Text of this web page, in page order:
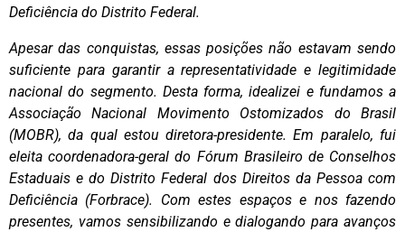
Deficiência do Distrito Federal.
Apesar das conquistas, essas posições não estavam sendo
suficiente para garantir a representatividade e legitimidade
nacional do segmento. Desta forma, idealizei e fundamos a
Associação Nacional Movimento Ostomizados do Brasil
(MOBR), da qual estou diretora-presidente. Em paralelo, fui
eleita coordenadora-geral do Fórum Brasileiro de Conselhos
Estaduais e do Distrito Federal dos Direitos da Pessoa com
Deficiência (Forbrace). Com estes espaços e nos fazendo
presentes, vamos sensibilizando e dialogando para avanços